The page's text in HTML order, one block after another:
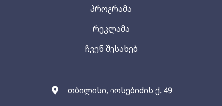
თბილისი, იოსებიძის ქ. 49
პროგრამა
რეკლამა
ჩვენ შესახებ